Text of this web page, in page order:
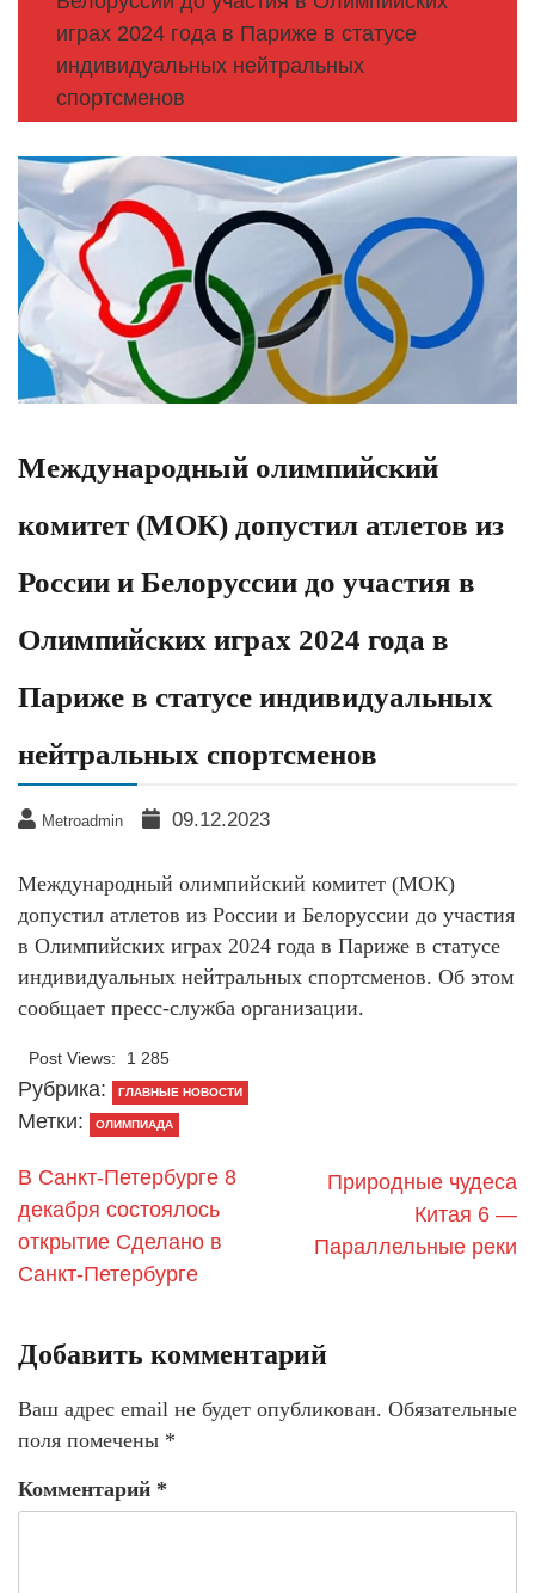
играх 2024 года в Париже в статусе
индивидуальных нейтральных
спортсменов
Международный олимпийский
комитет (МОК) допустил атлетов из
России и Белоруссии до участия в
Олимпийских играх 2024 года в
Париже в статусе индивидуальных
нейтральных спортсменов
Metroadmin 09.12.2023
Международный олимпийский комитет (МОК)
допустил атлетов из России и Белоруссии до участия
в Олимпийских играх 2024 года в Париже в статусе
индивидуальных нейтральных спортсменов. Об этом
сообщает пресс-служба организации.
Post Views: 1 285
Рубрика: ГЛАВНЫЕ НОВОСТИ
Метки: ОЛИМПИАДА
В Санкт-Петербурге 8
декабря состоялось
открытие Сделано в
Санкт-Петербурге
Природные чудеса
Китая 6 —
Параллельные реки
Добавить комментарий
Ваш адрес email не будет опубликован. Обязательные
поля помечены *
Комментарий *